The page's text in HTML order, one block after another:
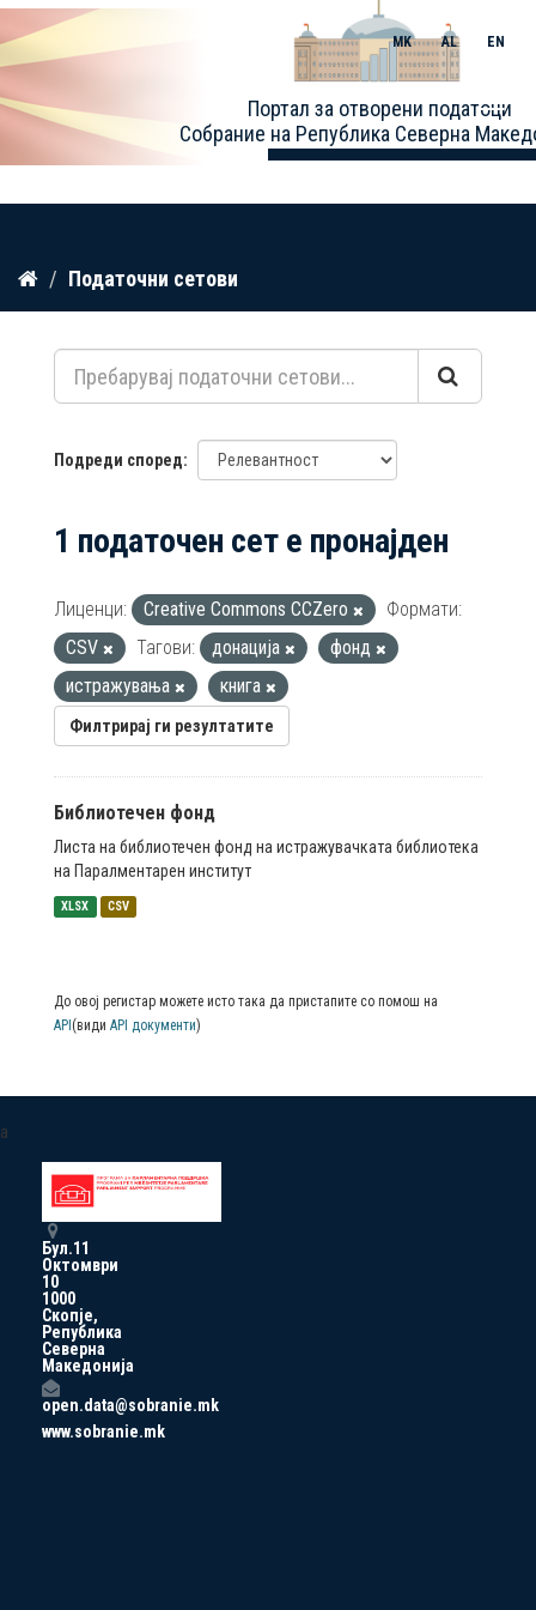
Прескокнете
содржина
Портал за отворени податоци
Собрание на Република Северна
MK AL EN
Toggle
Податочни сетови
Подреди според
1 податочен сет е пронајден
Лиценци: Creative Commons CCZero
Формати:
CSV
Тагови: донација
фонд
истражувања
книга
Филтрирај ги резултатите
Библиотечен фонд
Листа на библиотечен фонд на истражувачката библиотека
на Паралментарен институт
XLSX CSV
До овој регистар можете исто така да пристапите со помош на
API (види API документи)
a
Бул.11
Октомври
10
1000
Скопје,
Република
Северна
Македонија
open.data@sobranie.mk
www.sobranie.mk